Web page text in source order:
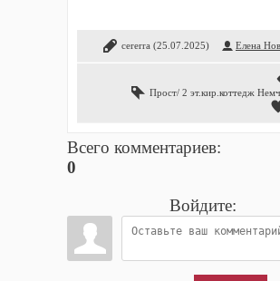
cererra (25.07.2025) Елена
Прост/ 2 эт.кир.коттедж
Всего комментариев:
0
Войдите: